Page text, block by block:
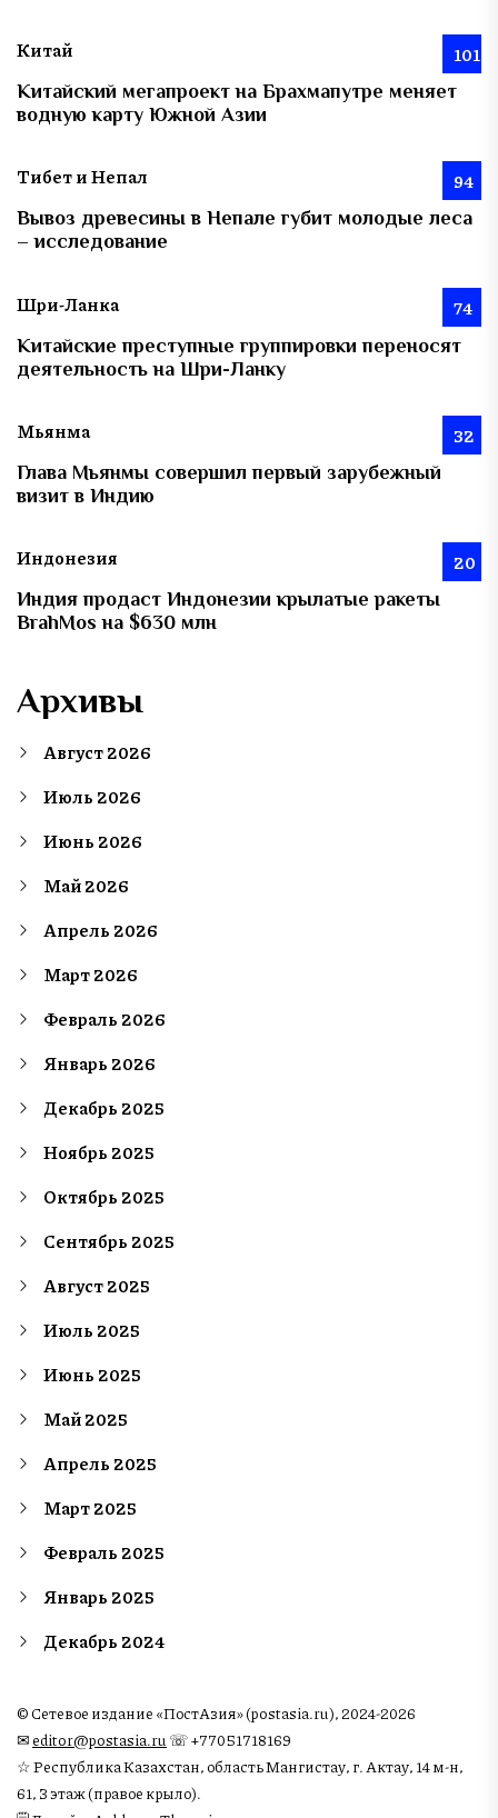
Китай 101
Китайский мегапроект на Брахмапутре меняет
водную карту Южной Азии
Тибет и Непал 94
Вывоз древесины в Непале губит молодые леса
– исследование
Шри-Ланка 74
Китайские преступные группировки переносят
деятельность на Шри-Ланку
Мьянма 32
Глава Мьянмы совершил первый зарубежный
визит в Индию
Индонезия 20
Индия продаст Индонезии крылатые ракеты
BrahMos на $630 млн
Архивы
Август 2026
Июль 2026
Июнь 2026
Май 2026
Апрель 2026
Март 2026
Февраль 2026
Январь 2026
Декабрь 2025
Ноябрь 2025
Октябрь 2025
Сентябрь 2025
Август 2025
Июль 2025
Июнь 2025
Май 2025
Апрель 2025
Март 2025
Февраль 2025
Январь 2025
Декабрь 2024
© Сетевое издание «ПостАзия» (postasia.ru), 2024-2026
✉︎editor@postasia.ru ☏ +77051718169
☆ Республика Казахстан, область Мангистау, г. Актау, 14 м-н,
61, 3 этаж (правое крыло).